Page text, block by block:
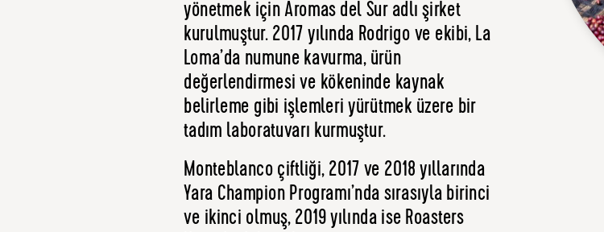
yönetmek için Aromas del Sur adlı şirket
kurulmuştur. 2017 yılında Rodrigo ve ekibi, La
Loma’da numune kavurma, ürün
değerlendirmesi ve kökeninde kaynak
belirleme gibi işlemleri yürütmek üzere bir
tadım laboratuvarı kurmuştur.
Monteblanco çiftliği, 2017 ve 2018 yıllarında
Yara Champion Programı’nda sırasıyla birinci
ve ikinci olmuş, 2019 yılında ise Roasters